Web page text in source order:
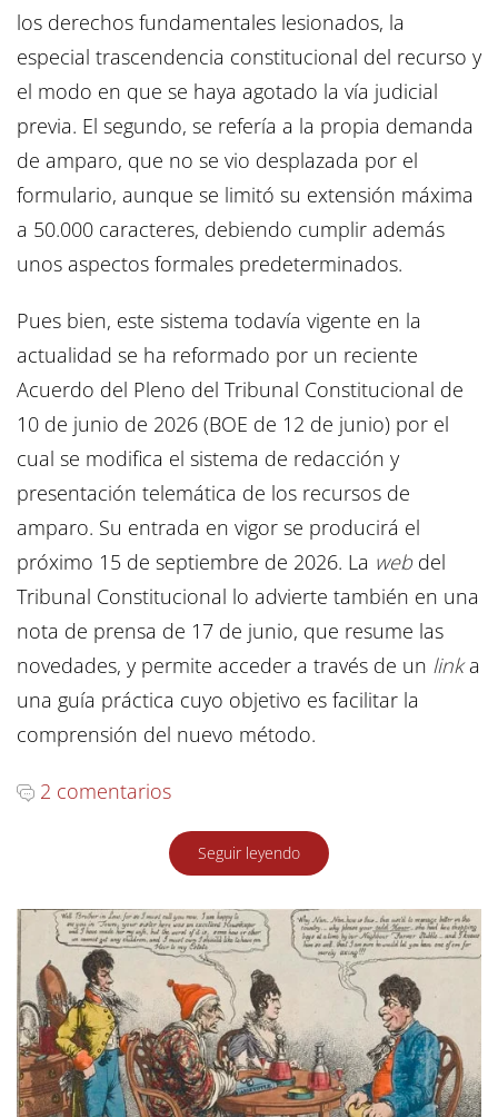
los derechos fundamentales lesionados, la
especial trascendencia constitucional del recurso y
el modo en que se haya agotado la vía judicial
previa. El segundo, se refería a la propia demanda
de amparo, que no se vio desplazada por el
formulario, aunque se limitó su extensión máxima
a 50.000 caracteres, debiendo cumplir además
unos aspectos formales predeterminados.
Pues bien, este sistema todavía vigente en la
actualidad se ha reformado por un reciente
Acuerdo del Pleno del Tribunal Constitucional de
10 de junio de 2026 (BOE de 12 de junio) por el
cual se modifica el sistema de redacción y
presentación telemática de los recursos de
amparo. Su entrada en vigor se producirá el
próximo 15 de septiembre de 2026. La webdel
Tribunal Constitucional lo advierte también en una
nota de prensa de 17 de junio, que resume las
novedades, y permite acceder a través de un linka
una guía práctica cuyo objetivo es facilitar la
comprensión del nuevo método.
2 comentarios
Seguir leyendo